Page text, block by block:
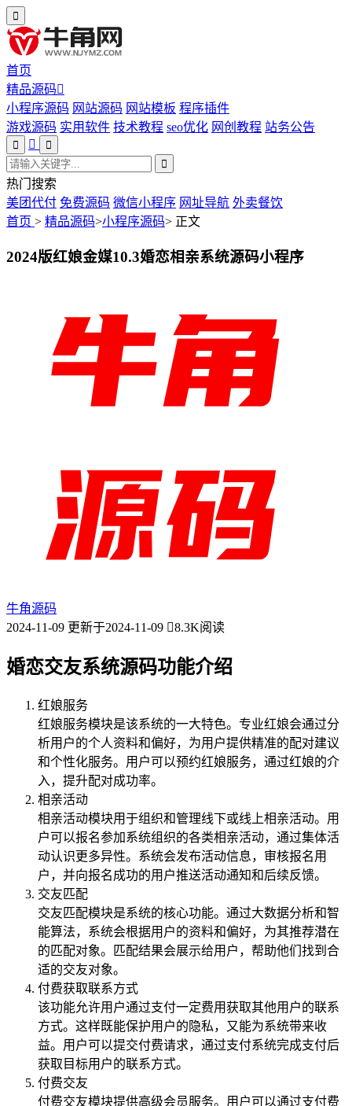
首页
精品源码
小程序源码 网站源码 网站模板 程序插件
游戏源码 实用软件 技术教程 seo优化 网创教程 站务公告
热门搜索
美团代付 免费源码 微信小程序 网址导航 外卖餐饮
首页 > 精品源码>小程序源码> 正文
2024版红娘金媒10.3婚恋相亲系统源码小程序
牛角源码
2024-11-09 更新于2024-11-09 8.3K阅读
婚恋交友系统源码功能介绍
红娘服务
红娘服务模块是该系统的一大特色。专业红娘会通过分
析用户的个人资料和偏好，为用户提供精准的配对建议
和个性化服务。用户可以预约红娘服务，通过红娘的介
入，提升配对成功率。
相亲活动
相亲活动模块用于组织和管理线下或线上相亲活动。用
户可以报名参加系统组织的各类相亲活动，通过集体活
动认识更多异性。系统会发布活动信息，审核报名用
户，并向报名成功的用户推送活动通知和后续反馈。
交友匹配
交友匹配模块是系统的核心功能。通过大数据分析和智
能算法，系统会根据用户的资料和偏好，为其推荐潜在
的匹配对象。匹配结果会展示给用户，帮助他们找到合
适的交友对象。
付费获取联系方式
该功能允许用户通过支付一定费用获取其他用户的联系
方式。这样既能保护用户的隐私，又能为系统带来收
益。用户可以提交付费请求，通过支付系统完成支付后
获取目标用户的联系方式。
付费交友
付费交友模块提供高级会员服务。用户可以通过支付费